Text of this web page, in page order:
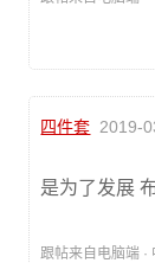
四件套 2019-
是为了发展
跟帖来自电脑端 ·